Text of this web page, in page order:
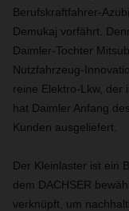
Berufskraftfahrer-
Demukaj vorfährt.
Daimler-Tochter
Nutzfahrzeug-
reine Elektro-Lkw, der
hat Daimler Anfang
Kunden ausgeliefert.
Der Kleinlaster ist ein
dem DACHSER
verknüpft, um